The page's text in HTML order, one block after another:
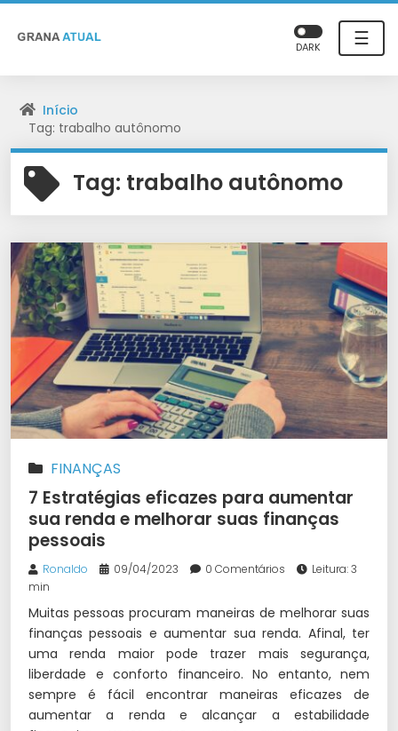
☰
DARK
Início
Tag: trabalho autônomo
Tag: trabalho autônomo
FINANÇAS
7 Estratégias eficazes para aumentar
sua renda e melhorar suas finanças
pessoais
Ronaldo 09/04/2023 0 Comentários
Leitura: 3
min
Muitas pessoas procuram maneiras de melhorar suas
finanças pessoais e aumentar sua renda. Afinal, ter
uma renda maior pode trazer mais segurança,
liberdade e conforto financeiro. No entanto, nem
sempre é fácil encontrar maneiras eficazes de
aumentar a renda e alcançar a estabilidade